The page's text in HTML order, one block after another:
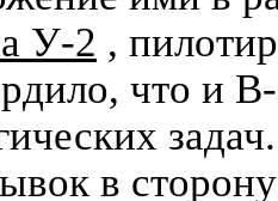
У-2 ,
что и
в